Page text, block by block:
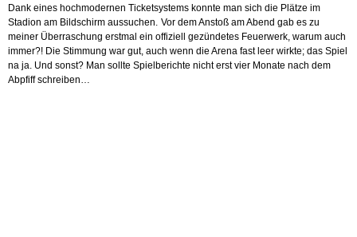
Dank eines hochmodernen Ticketsystems konnte man sich die Plätze im
Stadion am Bildschirm aussuchen. Vor dem Anstoß am Abend gab es zu
meiner Überraschung erstmal ein offiziell gezündetes Feuerwerk, warum auch
immer?! Die Stimmung war gut, auch wenn die Arena fast leer wirkte; das Spiel
na ja. Und sonst? Man sollte Spielberichte nicht erst vier Monate nach dem
Abpfiff schreiben…